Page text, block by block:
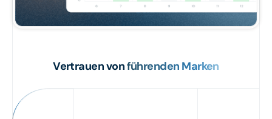
Vertrauen vonführenden Marken